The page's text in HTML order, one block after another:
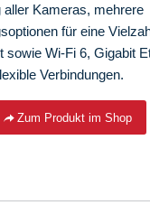
aller Kameras, mehrere
für eine
sowie Wi-Fi 6, Gigabit
Verbindungen.
Zum Produkt im Shop